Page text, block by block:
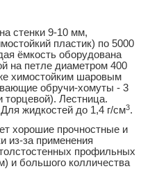
стенки 9-10 мм,
пластик) по 5000
ёмкость оборудована
на петле диаметром 400
химостойким шаровым
обручи-хомуты - 3
Лестница.
жидкостей до 1,4 г/см3.
хорошие прочностные и
из-за применения
профильных
и большого колличества